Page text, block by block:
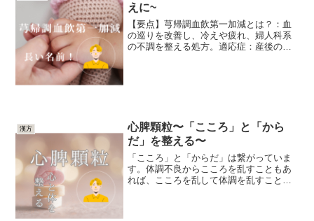
えに~
【要点】芎帰調血飲第一加減とは？：血
の巡りを改善し、冷えや疲れ、婦人科系
の不調を整える処方。適応症：産後の不
漢方
心脾顆粒〜「こころ」と「から
だ」を整える〜
「こころ」と「からだ」は繋がっていま
す。体調不良からこころを乱すこともあ
れば、こころを乱して体調を乱すことも